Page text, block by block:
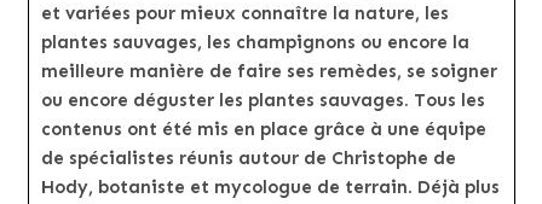
et variées pour mieux connaître la nature, les
plantes sauvages, les champignons ou encore la
meilleure manière de faire ses remèdes, se soigner
ou encore déguster les plantes sauvages. Tous les
contenus ont été mis en place grâce à une équipe
de spécialistes réunis autour de Christophe de
Hody, botaniste et mycologue de terrain. Déjà plus